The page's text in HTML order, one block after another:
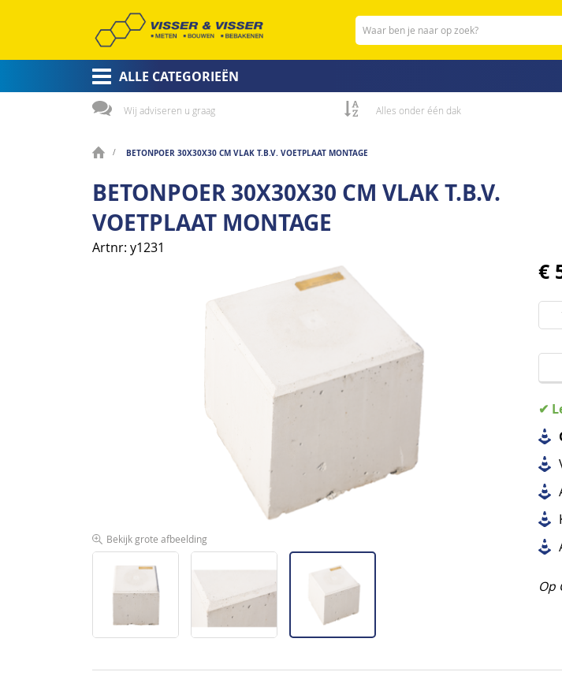
Zoeken
ALLE CATEGORIEËN
Wij adviseren u graag Alles onder één dak
BETONPOER 30X30X30 CM VLAK T.B.V. VOETPLAAT MONTAGE
BETONPOER 30X30X30 CM VLAK T.B.V.
VOETPLAAT MONTAGE
Artnr y1231
€
✔
Op
Bekijk grote afbeelding